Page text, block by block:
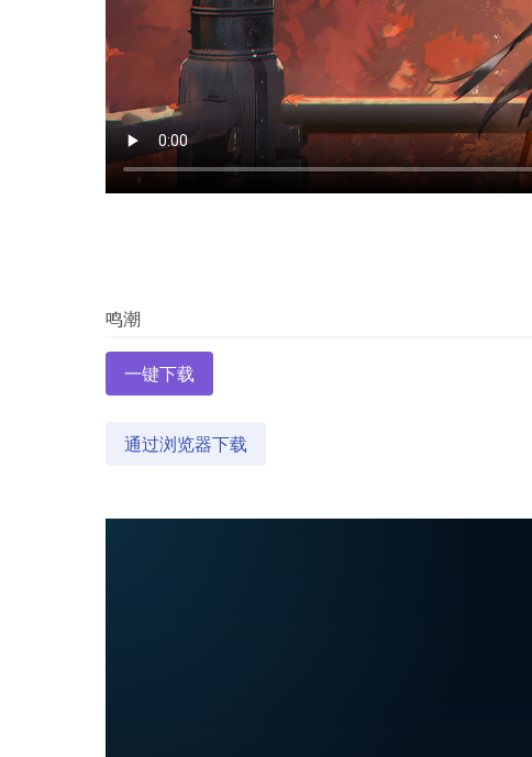
一键下载
通过浏览器下载